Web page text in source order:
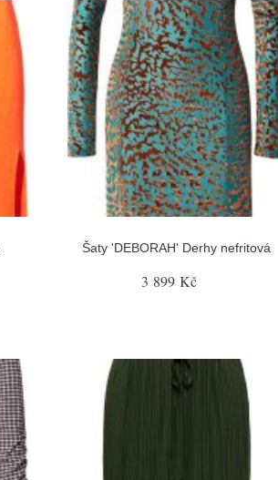
Šaty 'DEBORAH' Derhy nefritová
3 899 Kč